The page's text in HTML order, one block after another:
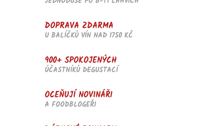
DOPRAVA ZDARMA
U BALÍČKŮ VÍN NAD 1750 KČ
900+ SPOKOJENÝCH
ÚČASTNÍKŮ DEGUSTACÍ
OCEŇUJÍ NOVINÁŘI
A FOODBLOGEŘI